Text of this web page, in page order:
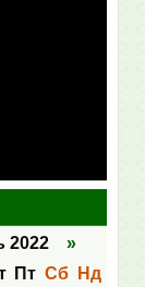
2022 »
Пт Сб
Нд